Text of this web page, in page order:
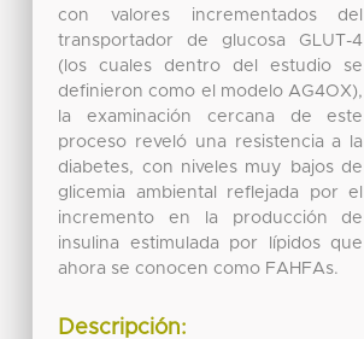
con valores incrementados del
transportador de glucosa GLUT-4
(los cuales dentro del estudio se
definieron como el modelo AG4OX),
la examinación cercana de este
proceso reveló una resistencia a la
diabetes, con niveles muy bajos de
glicemia ambiental reflejada por el
incremento en la producción de
insulina estimulada por lípidos que
ahora se conocen como FAHFAs.
Descripción: